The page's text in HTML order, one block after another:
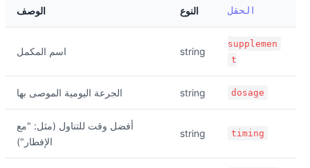
الحقل النوع الوصف
supplemen
t
string اسم المكمل
dosage
string الجرعة اليومية الموصى بها
timing
string
أفضل وقت للتناول (مثل: "مع
الإفطار")